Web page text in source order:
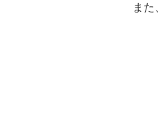
また、